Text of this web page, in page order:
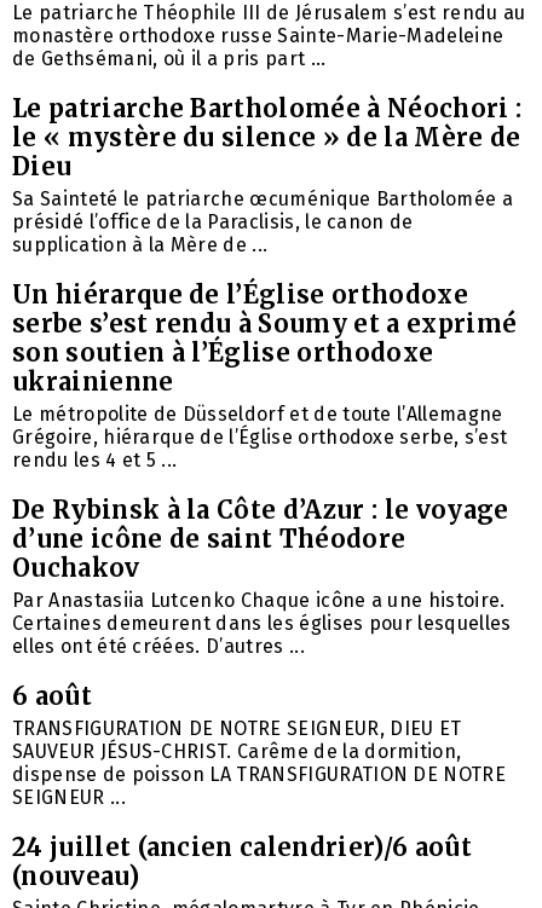
Le patriarche Théophile III de Jérusalem s’est rendu au
monastère orthodoxe russe Sainte-Marie-Madeleine
de Gethsémani, où il a pris part ...
Le patriarche Bartholomée à Néochori :
le « mystère du silence » de la Mère de
Dieu
Sa Sainteté le patriarche œcuménique Bartholomée a
présidé l’office de la Paraclisis, le canon de
supplication à la Mère de ...
Un hiérarque de l’Église orthodoxe
serbe s’est rendu à Soumy et a exprimé
son soutien à l’Église orthodoxe
ukrainienne
Le métropolite de Düsseldorf et de toute l’Allemagne
Grégoire, hiérarque de l’Église orthodoxe serbe, s’est
rendu les 4 et 5 ...
De Rybinsk à la Côte d’Azur : le voyage
d’une icône de saint Théodore
Ouchakov
Par Anastasiia Lutcenko Chaque icône a une histoire.
Certaines demeurent dans les églises pour lesquelles
elles ont été créées. D’autres ...
6 août
TRANSFIGURATION DE NOTRE SEIGNEUR, DIEU ET
SAUVEUR JÉSUS-CHRIST. Carême de la dormition,
dispense de poisson LA TRANSFIGURATION DE NOTRE
SEIGNEUR ...
24 juillet (ancien calendrier)/6 août
(nouveau)